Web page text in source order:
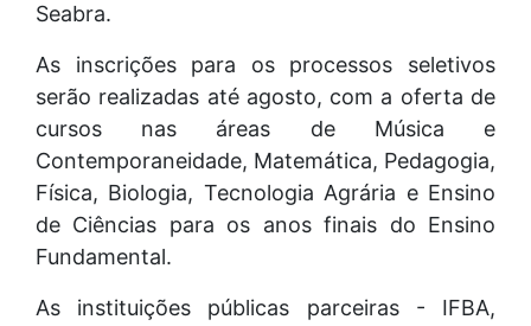
Seabra.
As inscrições para os processos seletivos
serão realizadas até agosto, com a oferta de
cursos nas áreas de Música e
Contemporaneidade, Matemática, Pedagogia,
Física, Biologia, Tecnologia Agrária e Ensino
de Ciências para os anos finais do Ensino
Fundamental.
As instituições públicas parceiras - IFBA,